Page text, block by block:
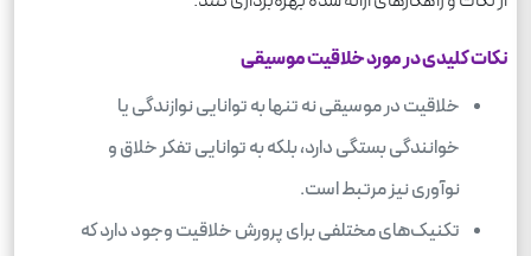
نکات کلیدی در مورد خلاقیت موسیقی
خلاقیت در موسیقی نه تنها به توانایی نوازندگی یا
خوانندگی بستگی دارد، بلکه به توانایی تفکر خلاق و
نوآوری نیز مرتبط است.
تکنیک‌های مختلفی برای پرورش خلاقیت وجود دارد که